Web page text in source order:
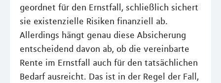
geordnet für den Ernstfall, schließlich sichert
sie existenzielle Risiken finanziell ab.
Allerdings hängt genau diese Absicherung
entscheidend davon ab, ob die vereinbarte
Rente im Ernstfall auch für den tatsächlichen
Bedarf ausreicht. Das ist in der Regel der Fall,